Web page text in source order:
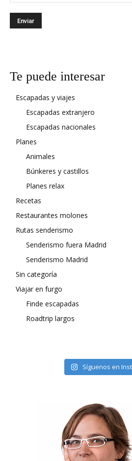
Te puede interesar
Escapadas y viajes
Escapadas extranjero
Escapadas nacionales
Planes
Animales
Búnkeres y castillos
Planes relax
Recetas
Restaurantes molones
Rutas senderismo
Senderismo fuera Madrid
Senderismo Madrid
Sin categoría
Viajar en furgo
Finde escapadas
Roadtrip largos
Síguenos en